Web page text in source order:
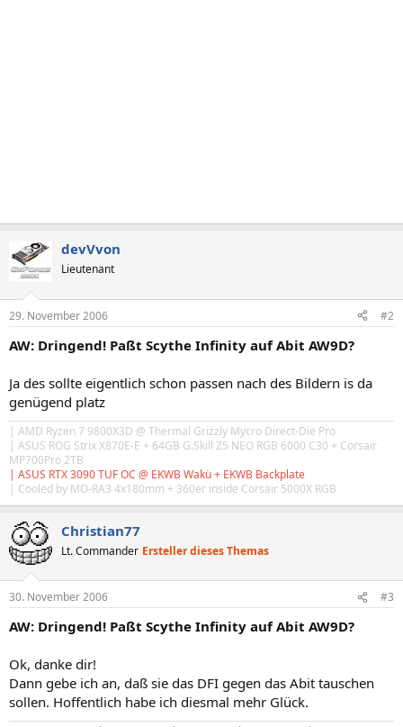
devVvon
Lieutenant
29. November 2006 #2
AW: Dringend! Paßt Scythe Infinity auf Abit AW9D?
Ja des sollte eigentlich schon passen nach des Bildern is da
genügend platz
| AMD Ryzen 7 9800X3D @ Thermal Grizzly Mycro Direct-Die Pro
| ASUS ROG Strix X870E-E + 64GB G.Skill Z5 NEO RGB 6000 C30 + Corsair
MP700Pro 2TB
| ASUS RTX 3090 TUF OC @ EKWB Wakü + EKWB Backplate
| Cooled by MO-RA3 4x180mm + 360er inside Corsair 5000X RGB
Christian77
Lt. Commander Ersteller dieses Themas
30. November 2006 #3
AW: Dringend! Paßt Scythe Infinity auf Abit AW9D?
Ok, danke dir!
Dann gebe ich an, daß sie das DFI gegen das Abit tauschen
sollen. Hoffentlich habe ich diesmal mehr Glück.